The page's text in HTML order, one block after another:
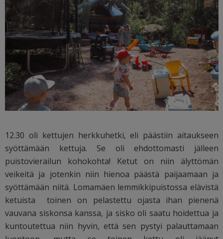
12.30 oli kettujen herkkuhetki, eli päästiin aitaukseen
syöttämään kettuja. Se oli ehdottomasti jälleen
puistovierailun kohokohta! Ketut on niin älyttömän
veikeitä ja jotenkin niin hienoa päästä paijaamaan ja
syöttämään niitä. Lomamäen lemmikkipuistossa elävistä
ketuista
toinen on pelastettu ojasta ihan pienenä
vauvana siskonsa kanssa, ja sisko oli saatu hoidettua ja
kuntoutettua niin hyvin, että sen pystyi palauttamaan